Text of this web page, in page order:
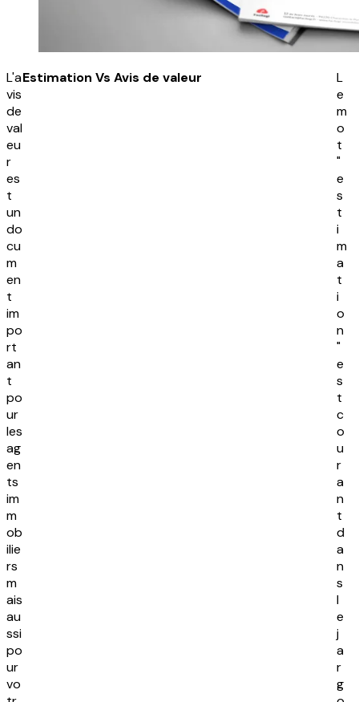
L'a
vis
de
val
eu
r
es
t
un
do
cu
m
en
t
im
po
rt
an
t
po
ur
les
ag
en
ts
im
m
ob
ilie
rs
m
ais
au
ssi
po
ur
vo
Estimation Vs Avis de valeur
L
e
m
o
t
"
e
s
t
i
m
a
t
i
o
n
"
e
s
t
c
o
u
r
a
n
t
d
a
n
s
l
e
j
a
r
g